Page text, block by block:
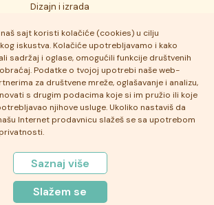
sajt koristi kolačiće (cookies) u cilju
iskustva. Kolačiće upotrebljavamo i kako
sadržaj i oglase, omogućili funkcije društvenih
Podatke o tvojoj upotrebi naše web-
za društvene mreže, oglašavanje i analizu,
s drugim podacima koje si im pružio ili koje
njihove usluge. Ukoliko nastaviš da
Internet prodavnicu slažeš se sa upotrebom
Saznaj više
Slažem se
Dizajn i izrada